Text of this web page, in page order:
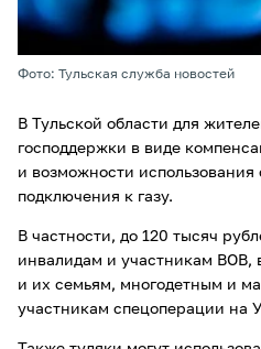
Фото: Тульская служба новостей
В Тульской области для
господдержки в виде
и возможности использования
подключения к газу.
В частности, до 120 тысяч
инвалидам и участникам ВОВ,
и их семьям, многодетным и
участникам спецоперации на